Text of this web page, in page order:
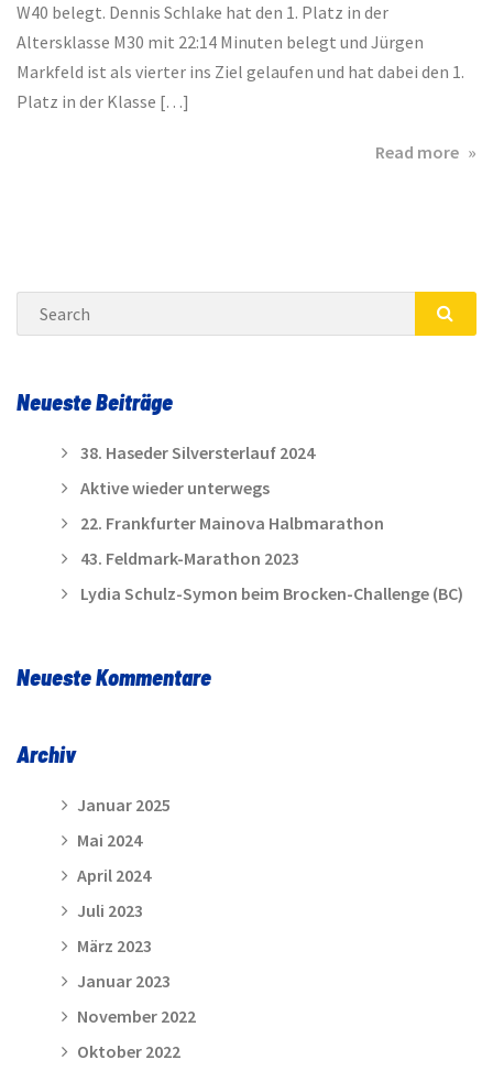
W40 belegt. Dennis Schlake hat den 1. Platz in der
Altersklasse M30 mit 22:14 Minuten belegt und Jürgen
Markfeld ist als vierter ins Ziel gelaufen und hat dabei den 1.
Platz in der Klasse […]
Read more
den
Search
Neueste Beiträge
38. Haseder Silversterlauf 2024
Aktive wieder unterwegs
22. Frankfurter Mainova Halbmarathon
43. Feldmark-Marathon 2023
Lydia Schulz-Symon beim Brocken-Challenge (BC)
Neueste Kommentare
Archiv
Januar 2025
Mai 2024
April 2024
Juli 2023
März 2023
Januar 2023
November 2022
Oktober 2022